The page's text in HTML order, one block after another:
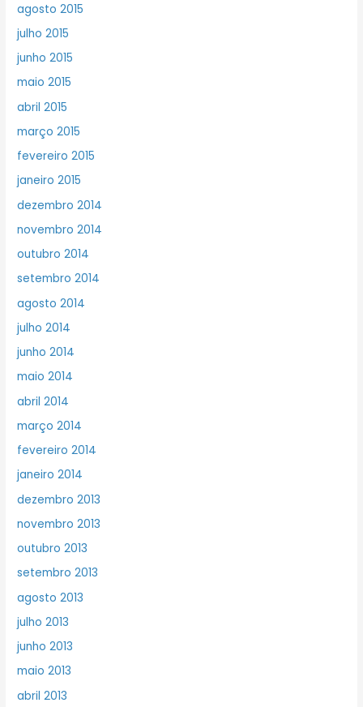
agosto 2015
julho 2015
junho 2015
maio 2015
abril 2015
março 2015
fevereiro 2015
janeiro 2015
dezembro 2014
novembro 2014
outubro 2014
setembro 2014
agosto 2014
julho 2014
junho 2014
maio 2014
abril 2014
março 2014
fevereiro 2014
janeiro 2014
dezembro 2013
novembro 2013
outubro 2013
setembro 2013
agosto 2013
julho 2013
junho 2013
maio 2013
abril 2013